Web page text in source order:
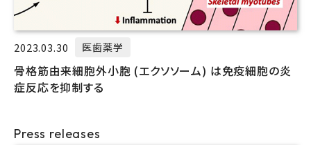
2023.03.30 医歯薬学
骨格筋由来細胞外小胞 (エクソソーム) は免疫細胞の炎
症反応を抑制する
Press releases